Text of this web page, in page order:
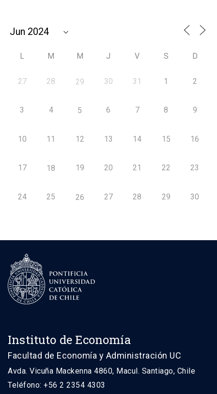
L M M J V S D
27 28 29 30 31 1 2
3 4 5 6 7 8 9
10 11 12 13 14 15 16
17 18 19 20 21 22 23
24 25 26 27 28 29 30
Instituto de Economía
Facultad de Economía y Administración UC
Avda. Vicuña Mackenna 4860, Macul. Santiago, Chile
Teléfono: +56 2 2354 4303